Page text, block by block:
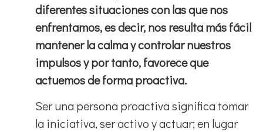
diferentes situaciones con las que nos
enfrentamos, es decir, nos resulta más fácil
mantener la calma y controlar nuestros
impulsos y por tanto, favorece que
actuemos de forma proactiva.
Ser una persona proactiva significa tomar
la iniciativa, ser activo y actuar; en lugar